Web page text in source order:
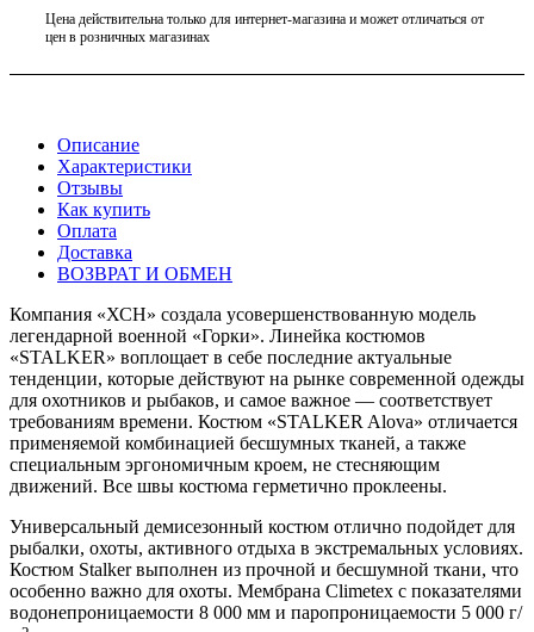
Цена действительна только для интернет-магазина и может отличаться от
цен в розничных магазинах
Описание
Характеристики
Отзывы
Как купить
Оплата
Доставка
ВОЗВРАТ И ОБМЕН
Компания «ХСН» создала усовершенствованную модель
легендарной военной «Горки». Линейка костюмов
«STALKER» воплощает в себе последние актуальные
тенденции, которые действуют на рынке современной одежды
для охотников и рыбаков, и самое важное — соответствует
требованиям времени. Костюм «STALKER Alova» отличается
применяемой комбинацией бесшумных тканей, а также
специальным эргономичным кроем, не стесняющим
движений. Все швы костюма герметично проклеены.
Универсальный демисезонный костюм отлично подойдет для
рыбалки, охоты, активного отдыха в экстремальных условиях.
Костюм Stalker выполнен из прочной и бесшумной ткани, что
особенно важно для охоты. Мембрана Climetex с показателями
водонепроницаемости 8 000 мм и паропроницаемости 5 000 г/